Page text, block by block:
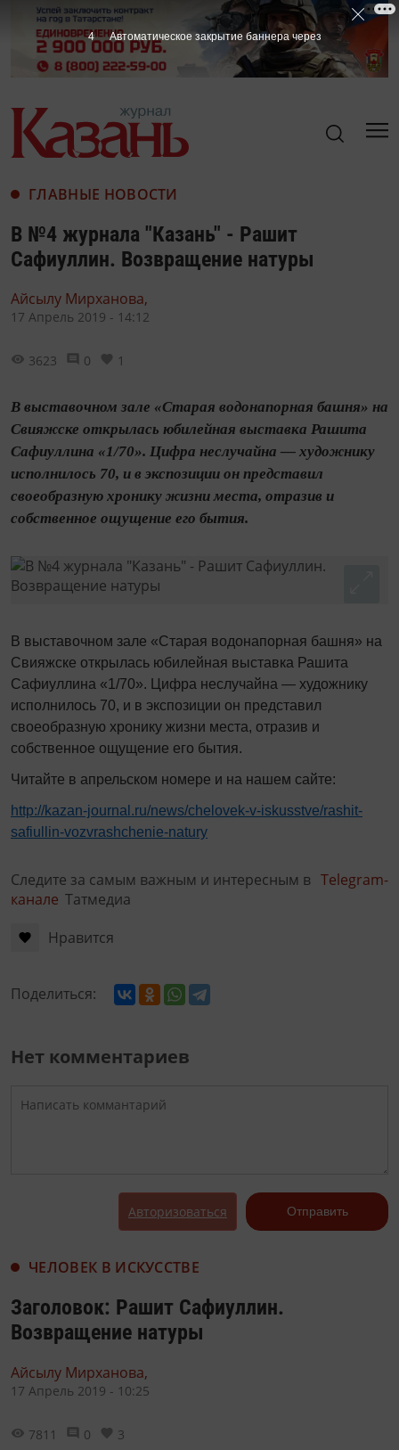
ГЛАВНЫЕ НОВОСТИ
В №4 журнала "Казань" - Рашит
Сафиуллин. Возвращение натуры
Айсылу Мирханова,
17 Апрель 2019 - 14:12
3623 0 1
В выставочном зале «Старая водонапорная башня» на
Свияжске открылась юбилейная выставка Рашита
Сафиуллина «1/70». Цифра неслучайна — художнику
исполнилось 70, и в экспозиции он представил
своеобразную хронику жизни места, отразив и
собственное ощущение его бытия.
В выставочном зале «Старая водонапорная башня» на
Свияжске открылась юбилейная выставка Рашита
Сафиуллина «1/70». Цифра неслучайна — художнику
исполнилось 70, и в экспозиции он представил
своеобразную хронику жизни места, отразив и
собственное ощущение его бытия.
Читайте в апрельском номере и на нашем сайте:
http://kazan-journal.ru/news/chelovek-v-iskusstve/rashit-
safiullin-vozvrashchenie-natury
Следите за самым важным и интересным в Telegram-
канале Татмедиа
Нравится
Поделиться:
Нет комментариев
Авторизоваться Отправить
ЧЕЛОВЕК В ИСКУССТВЕ
Заголовок: Рашит Сафиуллин.
Возвращение натуры
Айсылу Мирханова,
17 Апрель 2019 - 10:25
7811 0 3
3 Автоматическое закрытие баннера через